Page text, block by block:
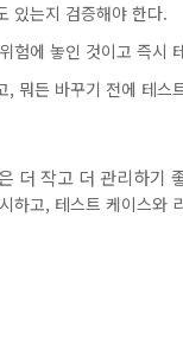
있는지 검증해야 한다.
험에 놓인 것이고 즉시
뭐든 바꾸기 전에 테스
더 작고 더 관리하기
하고, 테스트 케이스와